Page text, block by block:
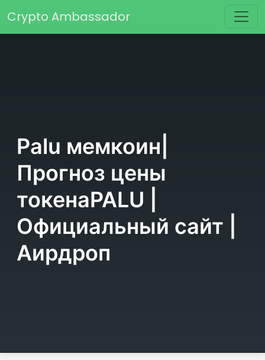
Основная навигация
Crypto Ambassador
Palu мемкоин|
Прогноз цены
токенаPALU |
Официальный сайт |
Аирдроп